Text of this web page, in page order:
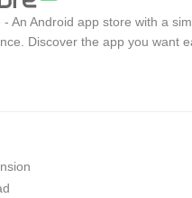
تحقيق أهدافك الدراسية والمهنية والثقافية.
للتطبيق، ونرحب بأي تعليق
- An Android app store with a
Discover the app you want